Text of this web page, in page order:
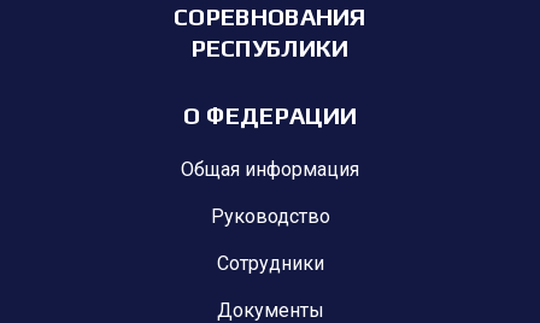
СОРЕВНОВАНИЯ
РЕСПУБЛИКИ
О ФЕДЕРАЦИИ
Общая информация
Руководство
Сотрудники
Документы